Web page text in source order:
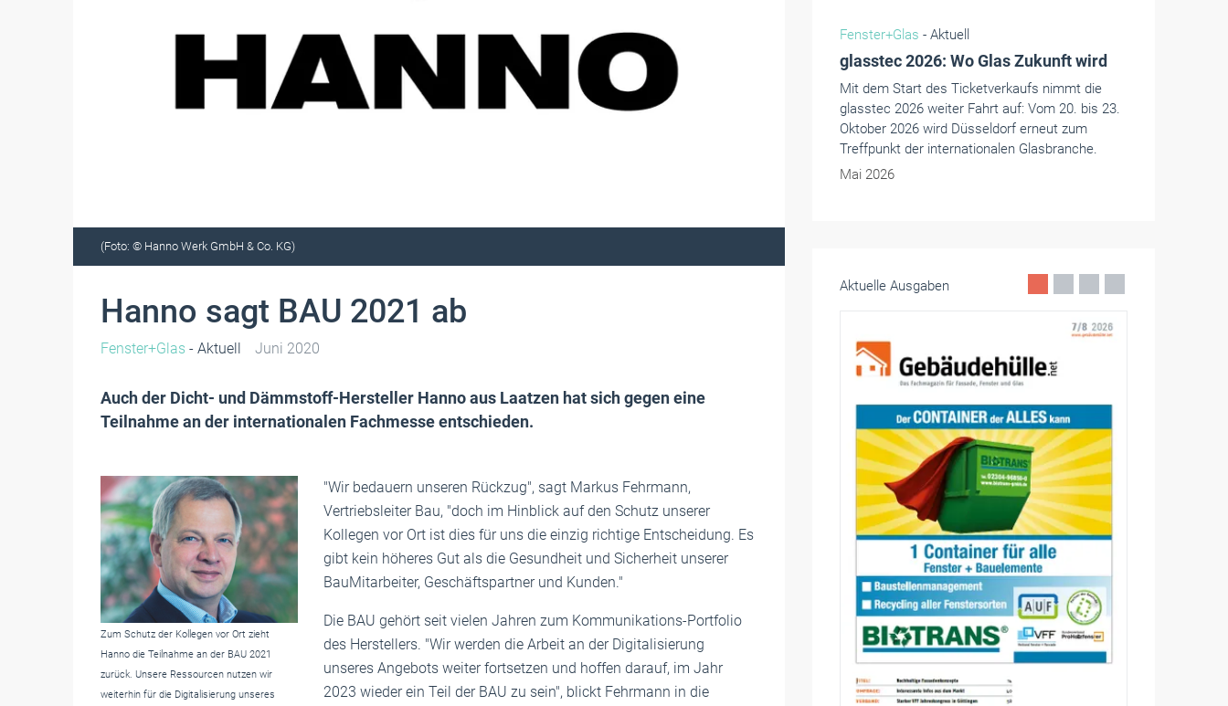
(Foto: © Hanno Werk GmbH & Co. KG)
Hanno sagt BAU 2021 ab
Fenster+Glas - Aktuell Juni 2020
Auch der Dicht- und Dämmstoff-Hersteller Hanno aus Laatzen hat sich gegen eine
Teilnahme an der internationalen Fachmesse entschieden.
Zum Schutz der Kollegen vor Ort zieht
Hanno die Teilnahme an der BAU 2021
zurück. Unsere Ressourcen nutzen wir
weiterhin für die Digitalisierung unseres
"Wir bedauern unseren Rückzug", sagt Markus Fehrmann,
Vertriebsleiter Bau, "doch im Hinblick auf den Schutz unserer
Kollegen vor Ort ist dies für uns die einzig richtige Entscheidung. Es
gibt kein höheres Gut als die Gesundheit und Sicherheit unserer
BauMitarbeiter, Geschäftspartner und Kunden."
Die BAU gehört seit vielen Jahren zum Kommunikations-Portfolio
des Herstellers. "Wir werden die Arbeit an der Digitalisierung
unseres Angebots weiter fortsetzen und hoffen darauf, im Jahr
2023 wieder ein Teil der BAU zu sein", blickt Fehrmann in die
Fenster+Glas- Aktuell
glasstec 2026: Wo Glas Zukunft wird
Mit dem Start des Ticketverkaufs nimmt die
glasstec 2026 weiter Fahrt auf: Vom 20. bis 23.
Oktober 2026 wird Düsseldorf erneut zum
Treffpunkt der internationalen Glasbranche.
R+T Innovationspreis
Runde
Zur R+T 2027, der
Tore und Sonnenschutz
2027, Messe Stuttgart),
Aktuelle Ausgaben